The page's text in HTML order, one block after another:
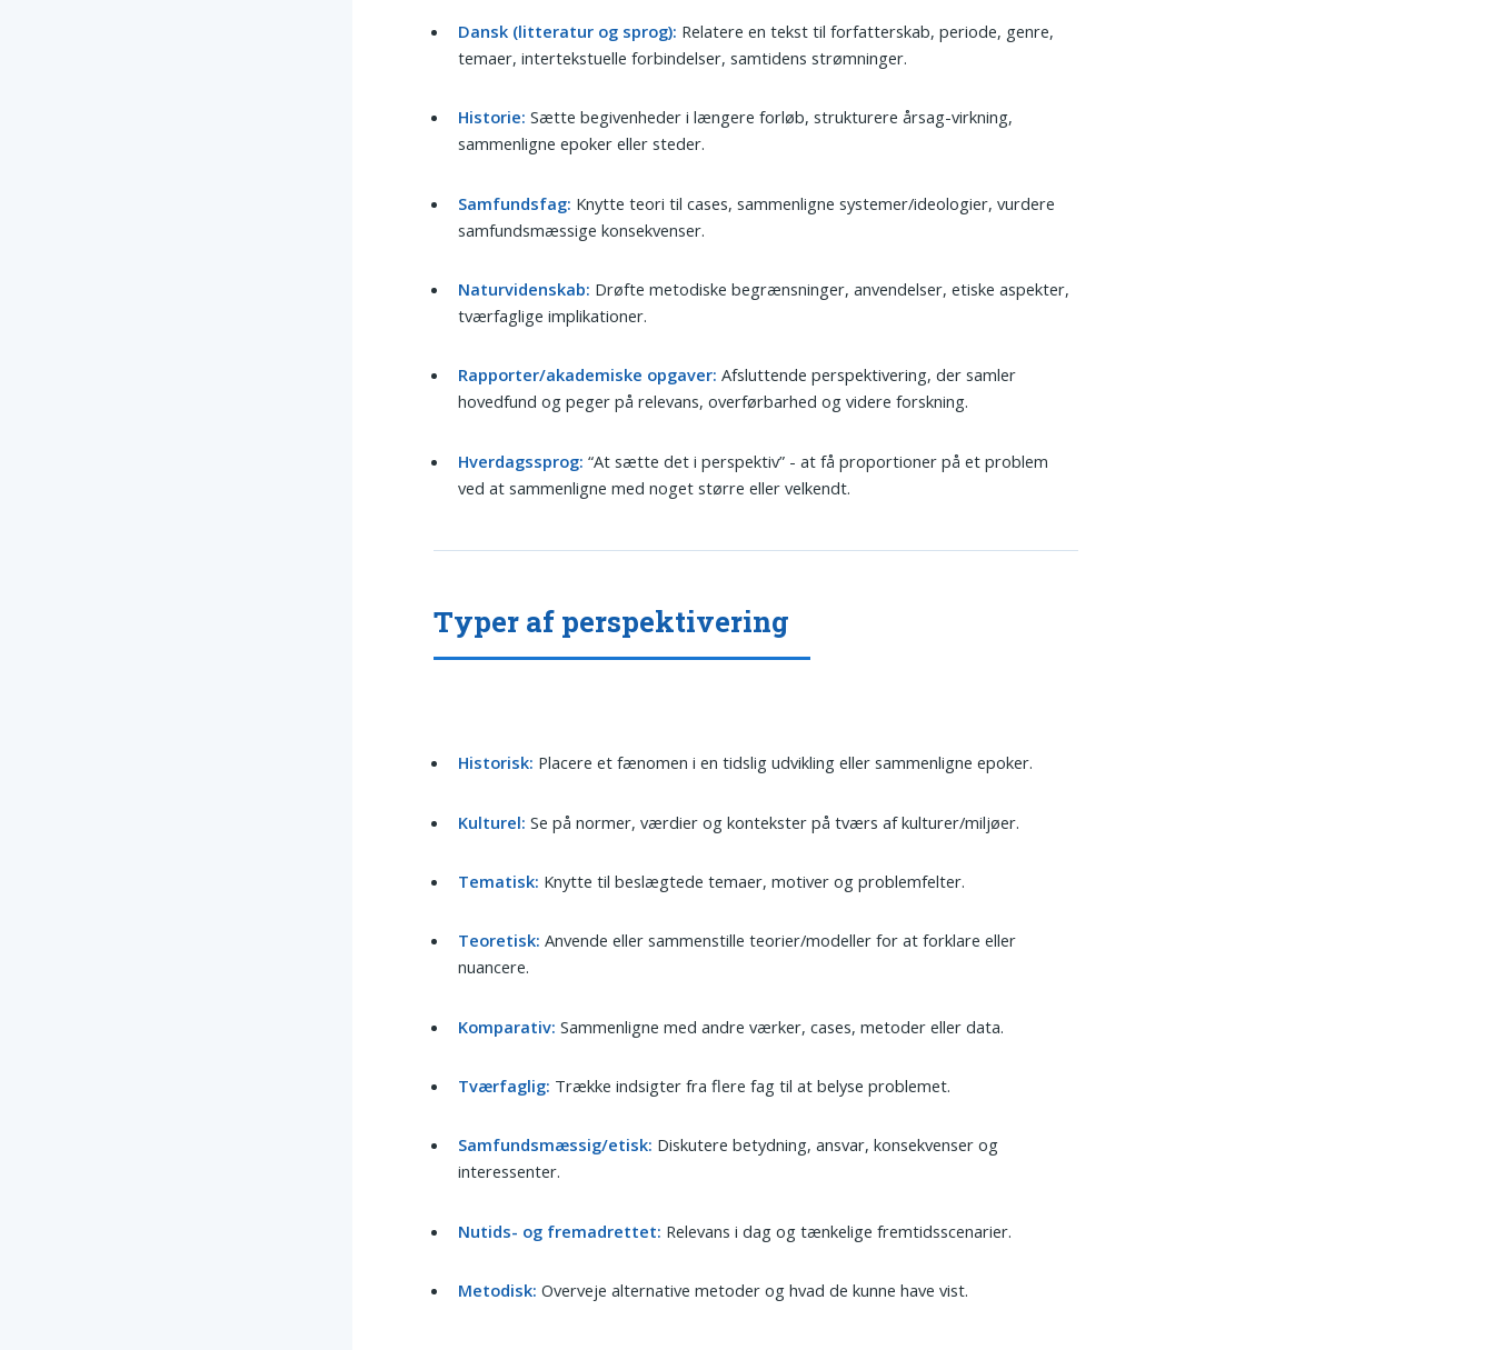
Dansk (litteratur og sprog): Relatere en tekst til forfatterskab, periode, genre,
temaer, intertekstuelle forbindelser, samtidens strømninger.
Historie: Sætte begivenheder i længere forløb, strukturere årsag-virkning,
sammenligne epoker eller steder.
Samfundsfag: Knytte teori til cases, sammenligne systemer/ideologier, vurdere
samfundsmæssige konsekvenser.
Naturvidenskab: Drøfte metodiske begrænsninger, anvendelser, etiske aspekter,
tværfaglige implikationer.
Rapporter/akademiske opgaver: Afsluttende perspektivering, der samler
hovedfund og peger på relevans, overførbarhed og videre forskning.
Hverdagssprog: “At sætte det i perspektiv” - at få proportioner på et problem
ved at sammenligne med noget større eller velkendt.
Typer af perspektivering
Historisk: Placere et fænomen i en tidslig udvikling eller sammenligne epoker.
Kulturel: Se på normer, værdier og kontekster på tværs af kulturer/miljøer.
Tematisk: Knytte til beslægtede temaer, motiver og problemfelter.
Teoretisk: Anvende eller sammenstille teorier/modeller for at forklare eller
nuancere.
Komparativ: Sammenligne med andre værker, cases, metoder eller data.
Tværfaglig: Trække indsigter fra flere fag til at belyse problemet.
Samfundsmæssig/etisk: Diskutere betydning, ansvar, konsekvenser og
interessenter.
Nutids- og fremadrettet: Relevans i dag og tænkelige fremtidsscenarier.
Metodisk: Overveje alternative metoder og hvad de kunne have vist.